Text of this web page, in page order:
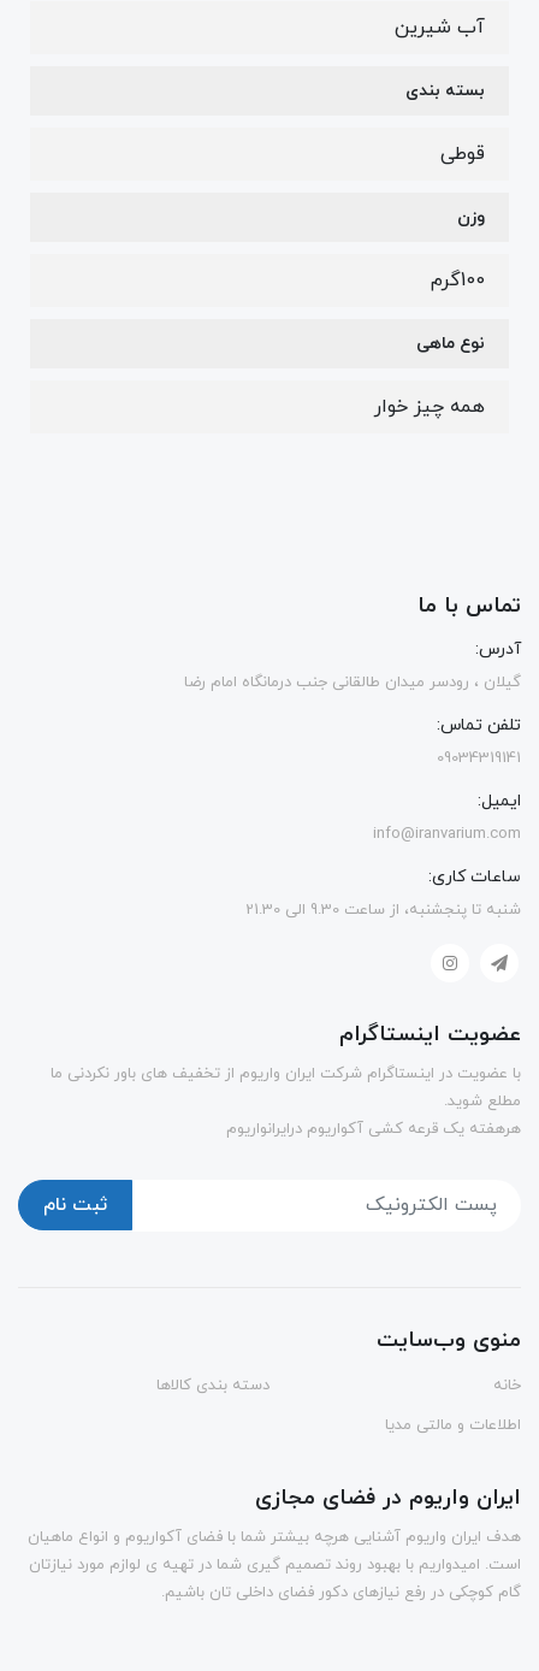
آب شیرین
بسته بندی
قوطی
وزن
100گرم
نوع ماهی
همه چیز خوار
تماس با ما
آدرس:
گیلان ، رودسر میدان طالقانی جنب درمانگاه امام رضا
تلفن تماس:
09034319141
ایمیل:
info@iranvarium.com
ساعات کاری:
شنبه تا پنجشنبه، از ساعت 9.30 الی 21.30
عضویت اینستاگرام
با عضویت در اینستاگرام شرکت ایران واریوم از تخفیف های باور نکردنی ما
مطلع شوید.
هرهفته یک قرعه کشی آکواریوم درایرانواریوم
ثبت نام
منوی وب‌سایت
خانه
دسته بندی کالاها
اطلاعات و مالتی مدیا
ایران واریوم در فضای مجازی
هدف ایران واریوم آشنایی هرچه بیشتر شما با فضای آکواریوم و انواع ماهیان
است. امیدواریم با بهبود روند تصمیم گیری شما در تهیه ی لوازم مورد نیازتان
گام کوچکی در رفع نیازهای دکور فضای داخلی تان باشیم.